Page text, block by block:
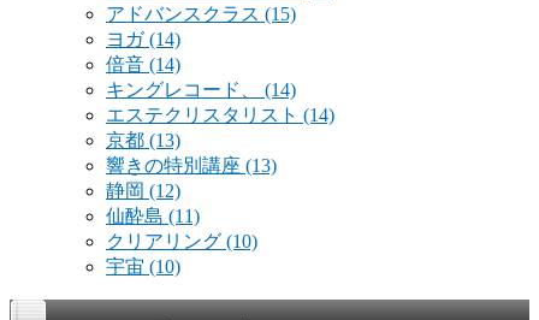
アドバンスクラス (15)
ヨガ(14)
倍音 (14)
キングレコード、 (14)
エステクリスタリスト (14)
京都 (13)
響きの特別講座 (13)
静岡 (12)
仙酔島 (11)
クリアリング (10)
宇宙 (10)